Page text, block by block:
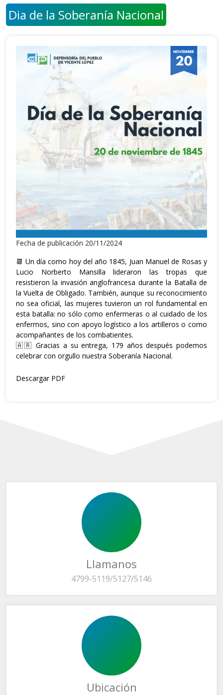
Dia de la Soberanía Nacional
Fecha de publicación 20/11/2024
📆 Un día como hoy del año 1845, Juan Manuel de Rosas y
Lucio Norberto Mansilla lideraron las tropas que
resistieron la invasión anglofrancesa durante la Batalla de
la Vuelta de Obligado. También, aunque su reconocimiento
no sea oficial, las mujeres tuvieron un rol fundamental en
esta batalla: no sólo como enfermeras o al cuidado de los
enfermos, sino con apoyo logístico a los artilleros o como
acompañantes de los combatientes.
🇦🇷 Gracias a su entrega, 179 años después podemos
celebrar con orgullo nuestra Soberanía Nacional.
Descargar PDF
Llamanos
4799-5119/5127/5146
Ubicación